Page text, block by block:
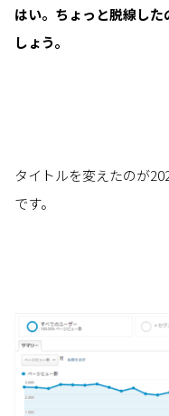
はい。ちょっと脱線し
しょう。
タイトルを変えたのが
です。